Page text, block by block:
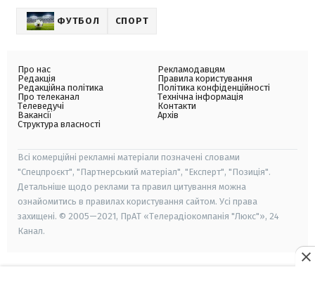
ФУТБОЛ СПОРТ
Про нас
Редакція
Редакційна політика
Про телеканал
Телеведучі
Вакансії
Структура власності
Рекламодавцям
Правила користування
Політика конфіденційності
Технічна інформація
Контакти
Архів
Всі комерційні рекламні матеріали позначені словами
"Спецпроєкт", "Партнерський матеріал", "Експерт", "Позиція".
Детальніше щодо реклами та правил цитування можна
ознайомитись в правилах користування сайтом. Усі права
захищені. © 2005—2021, ПрАТ «Телерадіокомпанія "Люкс"», 24
Канал.